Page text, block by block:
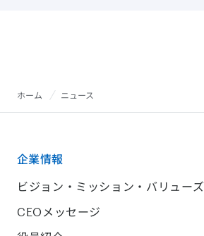
ホーム ニュース
企業情報
ビジョン・ミッション・バリューズ
CEOメッセージ